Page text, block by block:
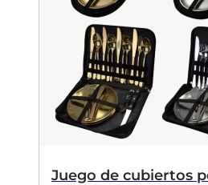
Juego de cubiertos